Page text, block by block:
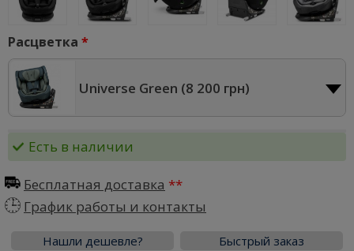
Расцветка
Universe Green (8 200 грн)
Есть в наличии
Бесплатная доставка
График работы и контакты
Нашли дешевле?
Быстрый заказ